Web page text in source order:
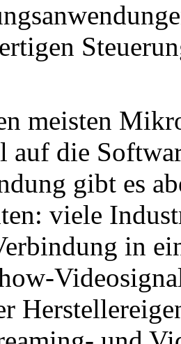
meisten
auf die
gibt es
viele
in